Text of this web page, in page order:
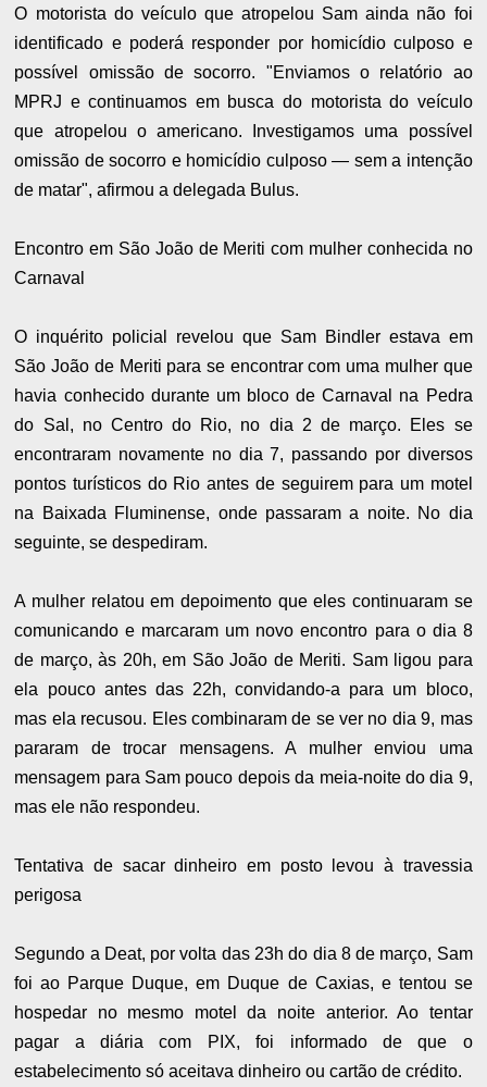
O motorista do veículo que atropelou Sam ainda não foi
identificado e poderá responder por homicídio culposo e
possível omissão de socorro. "Enviamos o relatório ao
MPRJ e continuamos em busca do motorista do veículo
que atropelou o americano. Investigamos uma possível
omissão de socorro e homicídio culposo — sem a intenção
de matar", afirmou a delegada Bulus.
Encontro em São João de Meriti com mulher conhecida no
Carnaval
O inquérito policial revelou que Sam Bindler estava em
São João de Meriti para se encontrar com uma mulher que
havia conhecido durante um bloco de Carnaval na Pedra
do Sal, no Centro do Rio, no dia 2 de março. Eles se
encontraram novamente no dia 7, passando por diversos
pontos turísticos do Rio antes de seguirem para um motel
na Baixada Fluminense, onde passaram a noite. No dia
seguinte, se despediram.
A mulher relatou em depoimento que eles continuaram se
comunicando e marcaram um novo encontro para o dia 8
de março, às 20h, em São João de Meriti. Sam ligou para
ela pouco antes das 22h, convidando-a para um bloco,
mas ela recusou. Eles combinaram de se ver no dia 9, mas
pararam de trocar mensagens. A mulher enviou uma
mensagem para Sam pouco depois da meia-noite do dia 9,
mas ele não respondeu.
Tentativa de sacar dinheiro em posto levou à travessia
perigosa
Segundo a Deat, por volta das 23h do dia 8 de março, Sam
foi ao Parque Duque, em Duque de Caxias, e tentou se
hospedar no mesmo motel da noite anterior. Ao tentar
pagar a diária com PIX, foi informado de que o
estabelecimento só aceitava dinheiro ou cartão de crédito.